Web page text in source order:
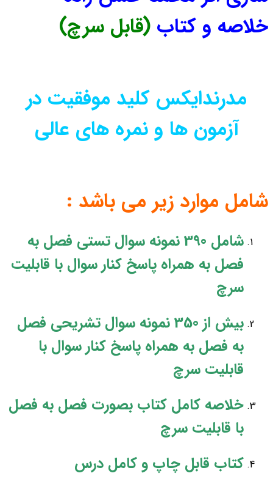
خلاصه و کتاب (قابل سرچ)
مدرندایکس کلید موفقیت در
آزمون ها و نمره های عالی
شامل موارد زیر می باشد :
شامل 390 نمونه سوال تستی فصل به
فصل به همراه پاسخ کنار سوال با قابلیت
سرچ
بیش از 350 نمونه سوال تشریحی فصل
به فصل به همراه پاسخ کنار سوال با
قابلیت سرچ
خلاصه کامل کتاب بصورت فصل به فصل
با قابلیت سرچ
کتاب قابل چاپ و کامل درس